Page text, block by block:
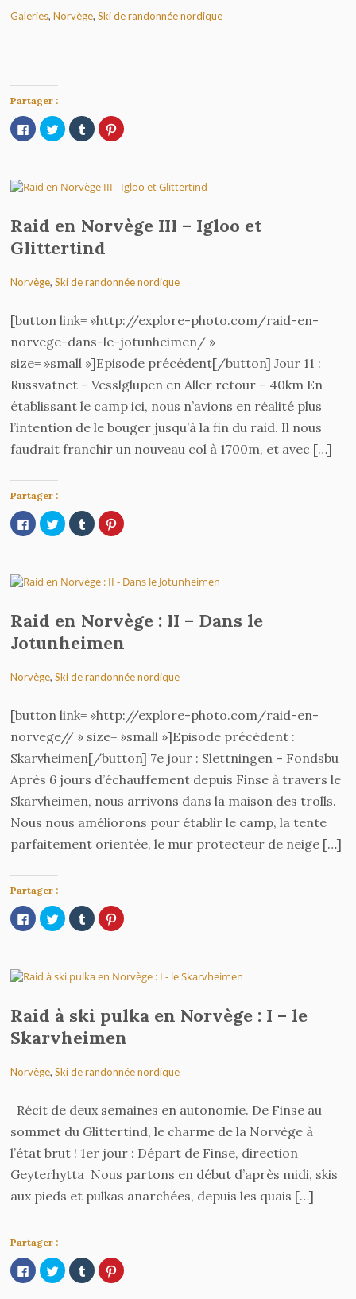
Galeries,Norvège,Ski de randonnée nordique
Partager :
Cliquez
pour
partager
une
nouvelle
Cliquez
pour
partager
une
nouvelle
Cliquez
pour
partager
une
nouvelle
Cliquez
pour
une
nouvelle
Raid en Norvège III – Igloo et
Glittertind
Norvège,Ski de randonnée nordique
[button link= »http://explore-photo.com/raid-en-
norvege-dans-le-jotunheimen/ »
size= »small »]Episode précédent[/button] Jour 11 :
Russvatnet – Vesslglupen en Aller retour – 40km En
établissant le camp ici, nous n’avions en réalité plus
l’intention de le bouger jusqu’à la fin du raid. Il nous
faudrait franchir un nouveau col à 1700m, et avec […]
Partager :
Cliquez
pour
partager
une
nouvelle
Cliquez
pour
partager
une
nouvelle
Cliquez
pour
partager
une
nouvelle
Cliquez
pour
une
nouvelle
Raid en Norvège : II – Dans le
Jotunheimen
Norvège,Ski de randonnée nordique
[button link= »http://explore-photo.com/raid-en-
norvege// » size= »small »]Episode précédent :
Skarvheimen[/button] 7e jour : Slettningen – Fondsbu
Après 6 jours d’échauffement depuis Finse à travers le
Skarvheimen, nous arrivons dans la maison des trolls.
Nous nous améliorons pour établir le camp, la tente
parfaitement orientée, le mur protecteur de neige […]
Partager :
Cliquez
pour
partager
une
nouvelle
Cliquez
pour
partager
une
nouvelle
Cliquez
pour
partager
une
nouvelle
Cliquez
pour
une
nouvelle
Raid à ski pulka en Norvège : I – le
Skarvheimen
Norvège,Ski de randonnée nordique
Récit de deux semaines en autonomie. De Finse au
sommet du Glittertind, le charme de la Norvège à
l’état brut ! 1er jour : Départ de Finse, direction
Geyterhytta Nous partons en début d’après midi, skis
aux pieds et pulkas anarchées, depuis les quais […]
Partager :
Cliquez
pour
partager
Cliquez
pour
partager
Cliquez
pour
partager
Cliquez
pour